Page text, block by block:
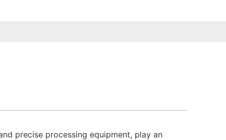
precise processing equipment, play an